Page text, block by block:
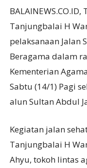
Tanjungbalai H
pelaksanaan Jalan
Beragama dalam
Kementerian
Sabtu (14/1) Pagi
alun Sultan Abdul
Kegiatan jalan
Tanjungbalai H
Ahyu, tokoh lintas